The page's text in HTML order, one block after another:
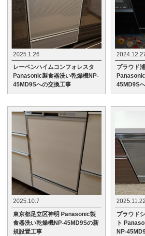
2025.1.26
レーベンハイムコンフォレスタ
Panasonic製食器洗い乾燥機NP-
45MD9Sへの交換工事
プラウド
45MD9S
2025.10.7
東京都足立区神明 Panasonic製
食器洗い乾燥機NP-45MD9Sの新
規設置工事
2025.11.22
プラウド
ト
NP-